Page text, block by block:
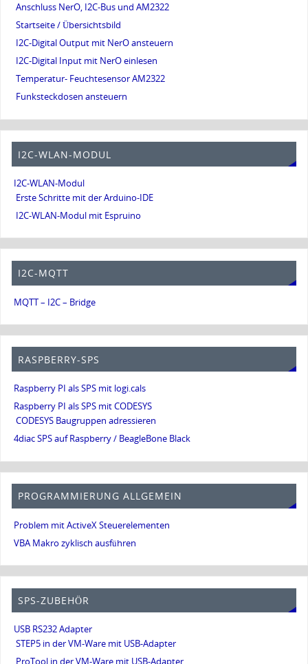
Anschluss NerO, I2C-Bus und AM2322
Startseite / Übersichtsbild
I2C-Digital Output mit NerO ansteuern
I2C-Digital Input mit NerO einlesen
Temperatur- Feuchtesensor AM2322
Funksteckdosen ansteuern
I2C-WLAN-MODUL
I2C-WLAN-Modul
Erste Schritte mit der Arduino-IDE
I2C-WLAN-Modul mit Espruino
I2C-MQTT
MQTT – I2C – Bridge
RASPBERRY-SPS
Raspberry PI als SPS mit logi.cals
Raspberry PI als SPS mit CODESYS
CODESYS Baugruppen adressieren
4diac SPS auf Raspberry / BeagleBone Black
PROGRAMMIERUNG ALLGEMEIN
Problem mit ActiveX Steuerelementen
VBA Makro zyklisch ausführen
SPS-ZUBEHÖR
USB RS232 Adapter
STEP5 in der VM-Ware mit USB-Adapter